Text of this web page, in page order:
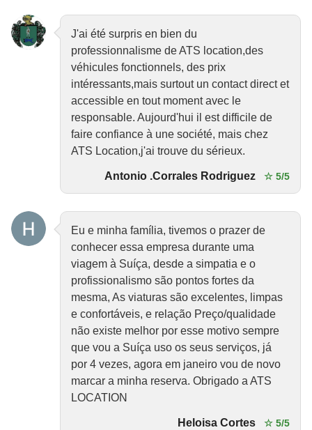
J'ai été surpris en bien du
professionnalisme de ATS location,des
véhicules fonctionnels, des prix
intéressants,mais surtout un contact direct et
accessible en tout moment avec le
responsable. Aujourd'hui il est difficile de
faire confiance à une société, mais chez
ATS Location,j'ai trouve du sérieux.
Antonio .Corrales Rodriguez ☆ 5/5
Eu e minha família, tivemos o prazer de
conhecer essa empresa durante uma
viagem à Suíça, desde a simpatia e o
profissionalismo são pontos fortes da
mesma, As viaturas são excelentes, limpas
e confortáveis, e relação Preço/qualidade
não existe melhor por esse motivo sempre
que vou a Suíça uso os seus serviços, já
por 4 vezes, agora em janeiro vou de novo
marcar a minha reserva. Obrigado a ATS
LOCATION
Heloisa Cortes ☆ 5/5